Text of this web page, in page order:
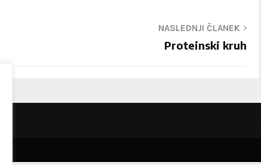
NASLEDNJI ČLANEK
Proteinski kruh
Access Token. You can get Instagram Access Token by